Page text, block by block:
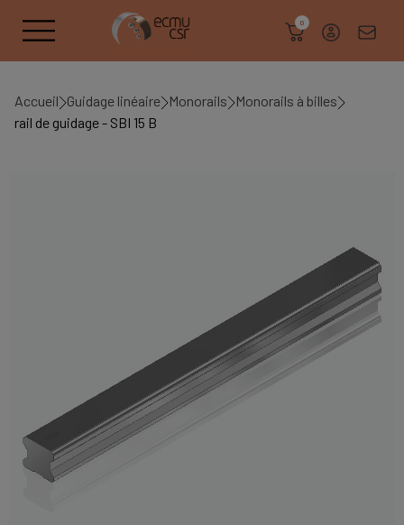
0
Accueil Guidage linéaire Monorails
Monorails à billes
rail de guidage - SBI 15 B